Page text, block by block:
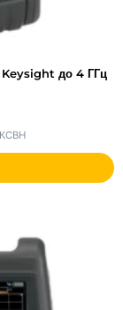
Keysight до 4 ГГц